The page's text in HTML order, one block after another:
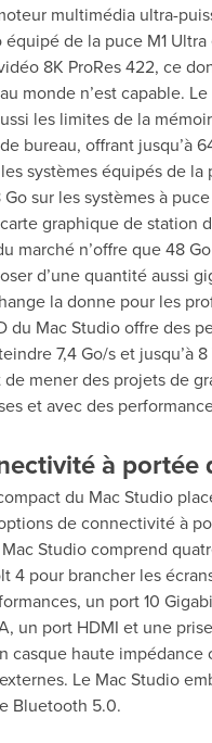
multimédia ultra-
équipé de la puce M1
8K ProRes 422, ce
monde n’est capable.
les limites de la
bureau, offrant jusqu’à
systèmes équipés de la
Go sur les systèmes à
graphique de station
marché n’offre que 48
d’une quantité aussi
la donne pour les
du Mac Studio offre des
7,4 Go/s et jusqu’à
mener des projets de
et avec des
à portée
du Mac Studio
de connectivité à
Mac Studio comprend
4 pour brancher les
un port 10
un port HDMI et une
casque haute impédance
Le Mac Studio
Bluetooth 5.0.